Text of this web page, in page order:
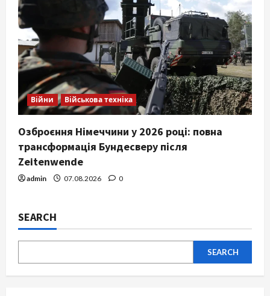
Війни Військова техніка
Озброєння Німеччини у 2026 році: повна
трансформація Бундесверу після
Zeitenwende
admin 07.08.2026 0
SEARCH
SEARCH